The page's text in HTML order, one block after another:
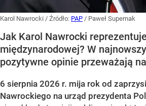
Karol Nawrocki / Źródło: PAP / Paweł Supernak
Jak Karol Nawrocki
międzynarodowej? W
pozytywne opinie przeważają
6 sierpnia 2026 r. mija rok od
Nawrockiego na urząd prezydenta